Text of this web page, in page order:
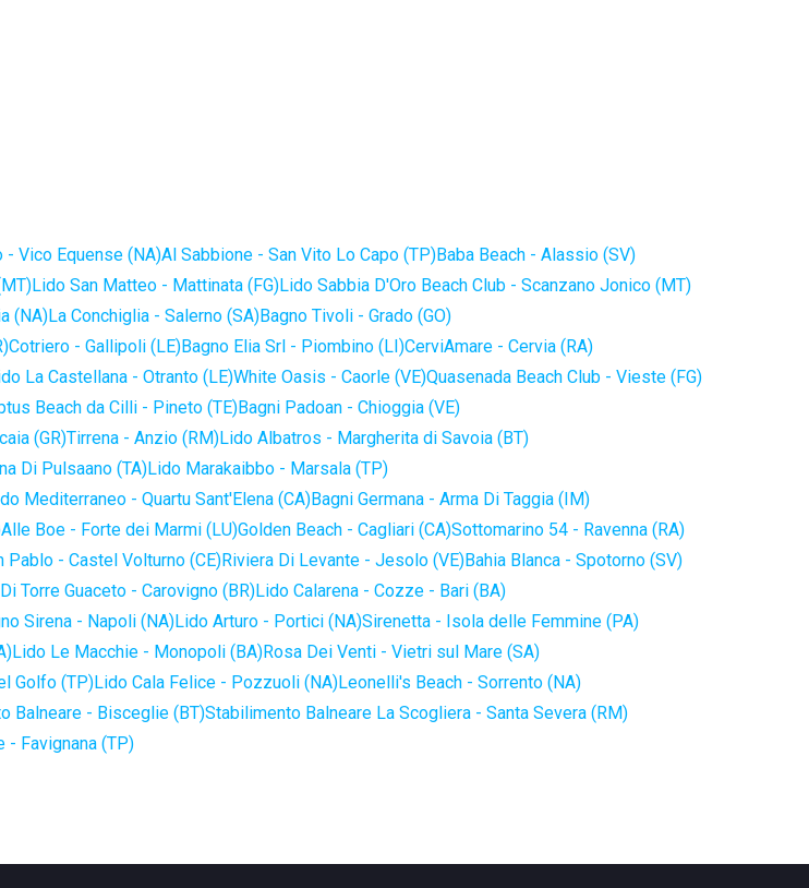
- Vico Equense (NA)Al Sabbione - San Vito Lo Capo (TP)Baba Beach - Alassio (SV)
Lido San Matteo - Mattinata (FG)Lido Sabbia D'Oro Beach Club - Scanzano Jonico (MT)
(NA)La Conchiglia - Salerno (SA)Bagno Tivoli - Grado (GO)
Cotriero - Gallipoli (LE)Bagno Elia Srl - Piombino (LI)CerviAmare - Cervia (RA)
La Castellana - Otranto (LE)White Oasis - Caorle (VE)Quasenada Beach Club - Vieste (FG)
Beach da Cilli - Pineto (TE)Bagni Padoan - Chioggia (VE)
(GR)Tirrena - Anzio (RM)Lido Albatros - Margherita di Savoia (BT)
Di Pulsaano (TA)Lido Marakaibbo - Marsala (TP)
Mediterraneo - Quartu Sant'Elena (CA)Bagni Germana - Arma Di Taggia (IM)
Alle Boe - Forte dei Marmi (LU)Golden Beach - Cagliari (CA)Sottomarino 54 - Ravenna (RA)
Pablo - Castel Volturno (CE)Riviera Di Levante - Jesolo (VE)Bahia Blanca - Spotorno (SV)
Torre Guaceto - Carovigno (BR)Lido Calarena - Cozze - Bari (BA)
Sirena - Napoli (NA)Lido Arturo - Portici (NA)Sirenetta - Isola delle Femmine (PA)
Lido Le Macchie - Monopoli (BA)Rosa Dei Venti - Vietri sul Mare (SA)
Golfo (TP)Lido Cala Felice - Pozzuoli (NA)Leonelli's Beach - Sorrento (NA)
Balneare - Bisceglie (BT)Stabilimento Balneare La Scogliera - Santa Severa (RM)
- Favignana (TP)